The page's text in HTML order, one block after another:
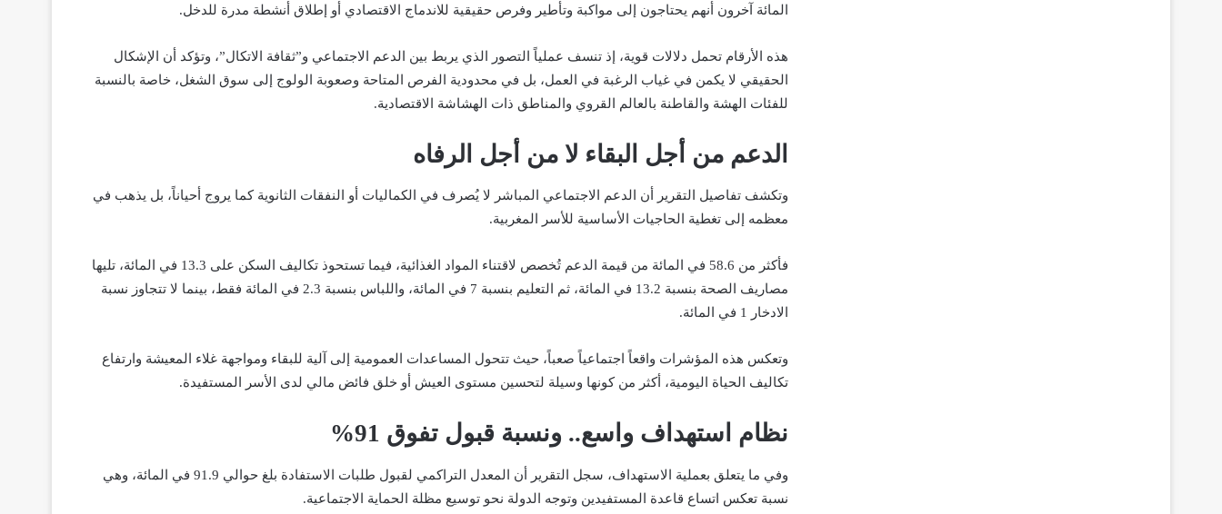
المائة آخرون أنهم يحتاجون إلى مواكبة وتأطير وفرص حقيقية للاندماج الاقتصادي أو إطلاق أنشطة مدرة للدخل.
هذه الأرقام تحمل دلالات قوية، إذ تنسف عملياً التصور الذي يربط بين الدعم الاجتماعي و”ثقافة الاتكال”، وتؤكد أن الإشكال
الحقيقي لا يكمن في غياب الرغبة في العمل، بل في محدودية الفرص المتاحة وصعوبة الولوج إلى سوق الشغل، خاصة بالنسبة
للفئات الهشة والقاطنة بالعالم القروي والمناطق ذات الهشاشة الاقتصادية.
الدعم من أجل البقاء لا من أجل الرفاه
وتكشف تفاصيل التقرير أن الدعم الاجتماعي المباشر لا يُصرف في الكماليات أو النفقات الثانوية كما يروج أحياناً، بل يذهب في
معظمه إلى تغطية الحاجيات الأساسية للأسر المغربية.
فأكثر من 58.6 في المائة من قيمة الدعم تُخصص لاقتناء المواد الغذائية، فيما تستحوذ تكاليف السكن على 13.3 في المائة، تليها
مصاريف الصحة بنسبة 13.2 في المائة، ثم التعليم بنسبة 7 في المائة، واللباس بنسبة 2.3 في المائة فقط، بينما لا تتجاوز نسبة
الادخار 1 في المائة.
وتعكس هذه المؤشرات واقعاً اجتماعياً صعباً، حيث تتحول المساعدات العمومية إلى آلية للبقاء ومواجهة غلاء المعيشة وارتفاع
تكاليف الحياة اليومية، أكثر من كونها وسيلة لتحسين مستوى العيش أو خلق فائض مالي لدى الأسر المستفيدة.
نظام استهداف واسع.. ونسبة قبول تفوق 91%
وفي ما يتعلق بعملية الاستهداف، سجل التقرير أن المعدل التراكمي لقبول طلبات الاستفادة بلغ حوالي 91.9 في المائة، وهي
نسبة تعكس اتساع قاعدة المستفيدين وتوجه الدولة نحو توسيع مظلة الحماية الاجتماعية.